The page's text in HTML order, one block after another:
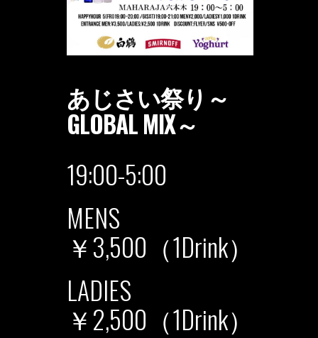
あじさい祭り～
GLOBAL MIX～
19:00-5:00
MENS
￥3,500（1Drink）
LADIES
￥2,500（1Drink）